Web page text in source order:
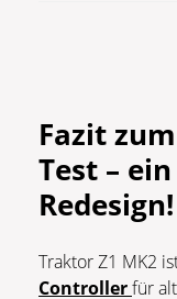
Fazit
Test –
Redesign!
Traktor Z1 MK2
Controllerfür